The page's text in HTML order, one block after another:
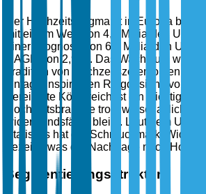
Der Hochzeitsringmarkt in Europa
mit einem Wert von 4,8 Milliarden USD
einer Prognose von 6,8 Milliarden USD
CAGR von 2,9 %. Das Wachstum wird
Tradition von Hochzeitszeremonien und
vintage-inspirierten Ringdesigns
Vereinigte Königreich ist ein wichtiger
Hochzeitsbranche trotz wirtschaftlicher
widerstandsfähig bleibt. Laut dem UK
Statistics hat der Schmuckmarkt
gezeigt, was die Nachfrage nach
Segmentierungsstruktur